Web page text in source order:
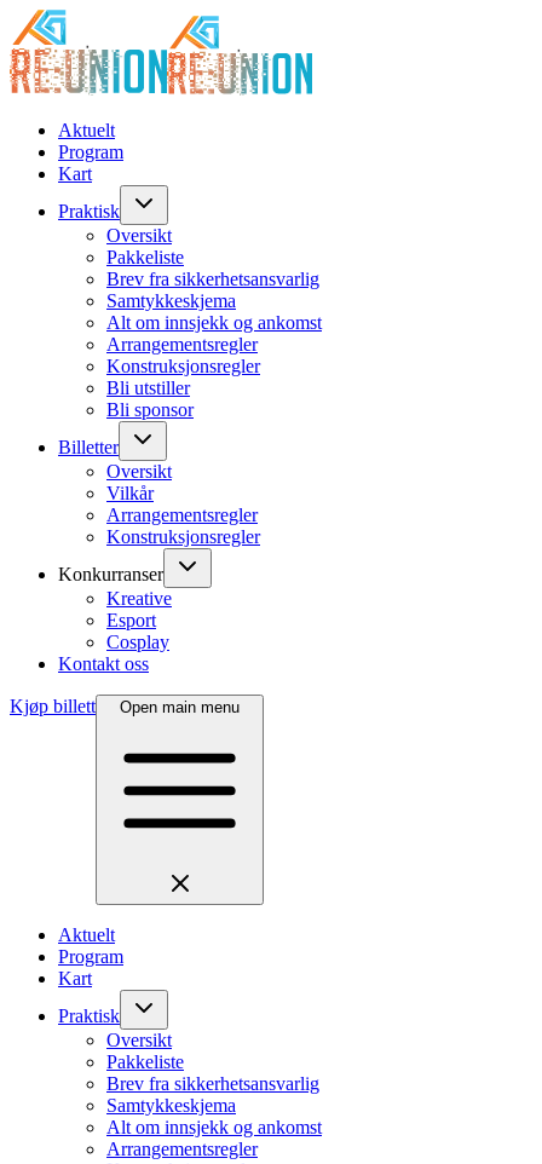
Aktuelt
Program
Kart
Praktisk
Oversikt
Pakkeliste
Brev fra sikkerhetsansvarlig
Samtykkeskjema
Alt om innsjekk og ankomst
Arrangementsregler
Konstruksjonsregler
Bli utstiller
Bli sponsor
Billetter
Oversikt
Vilkår
Arrangementsregler
Konstruksjonsregler
Konkurranser
Kreative
Esport
Cosplay
Kontakt oss
Kjøp billett Open main menu
Aktuelt
Program
Kart
Praktisk
Oversikt
Pakkeliste
Brev fra sikkerhetsansvarlig
Samtykkeskjema
Alt om innsjekk og ankomst
Arrangementsregler